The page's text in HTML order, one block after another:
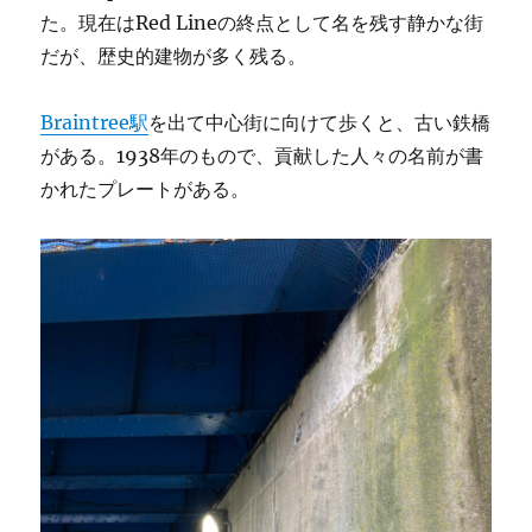
た。現在はRed Lineの終点として名を残す静かな街
だが、歴史的建物が多く残る。
Braintree駅を出て中心街に向けて歩くと、古い鉄橋
がある。1938年のもので、貢献した人々の名前が書
かれたプレートがある。